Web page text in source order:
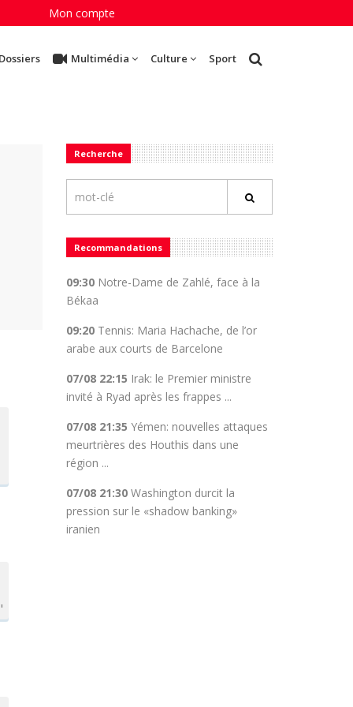
Mon compte
Multimédia Culture Sport
Recherche
Recommandations
09:30Notre-Dame de Zahlé, face à la
Békaa
09:20Tennis: Maria Hachache, de l’or
arabe aux courts de Barcelone
07/08 22:15 Irak: le Premier ministre
invité à Ryad après les frappes ...
07/08 21:35 Yémen: nouvelles attaques
meurtrières des Houthis dans une
région ...
07/08 21:30Washington durcit la
pression sur le «shadow banking»
iranien